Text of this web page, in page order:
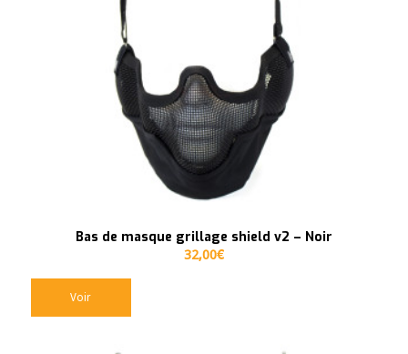
Bas de masque grillage shield v2 – Noir
32,00€
Voir